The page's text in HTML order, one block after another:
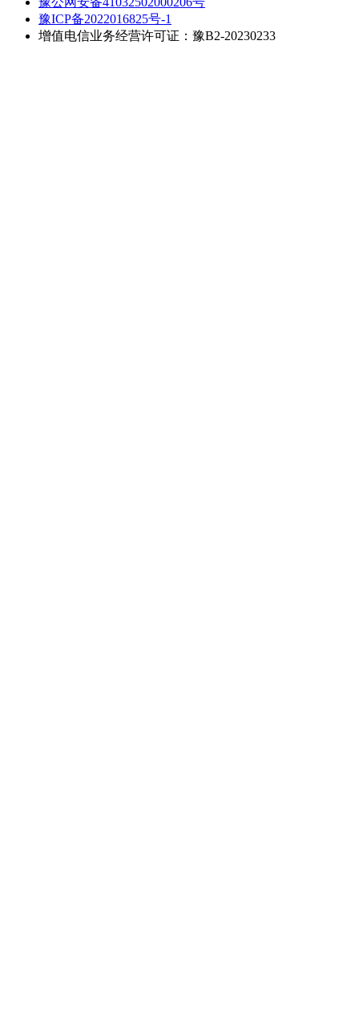
豫ICP备2022016825号-1
增值电信业务经营许可证：豫B2-20230233